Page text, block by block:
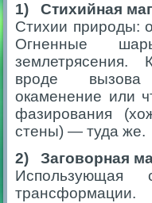
1) Стихийная
Стихии природы:
Огненные
землетрясения.
вроде вызова
окаменение или
фазирования
стены) — туда же.
2) Заговорная
трансформации.